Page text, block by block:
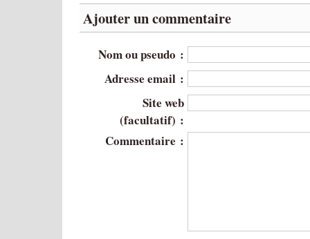
Ajouter un commentaire
Nom ou pseudo :
Adresse email :
Site web
(facultatif) :
Commentaire :